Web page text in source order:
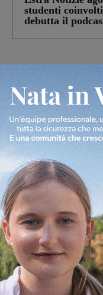
studenti
debutta il
Più lette
Cronaca 4 Agosto 2026
Un anno fa la
Gianni, Giulia e
processo, lo
Cronaca 3 Agosto 2026
Scomparso da
Fiorentino
Levane nel 2020
Cronaca 5 Agosto 2026
Continuano le
Prefettura: “In
il 112”